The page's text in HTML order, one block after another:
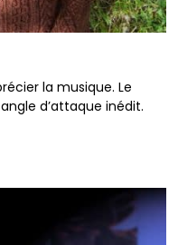
la musique. Le
d’attaque inédit.